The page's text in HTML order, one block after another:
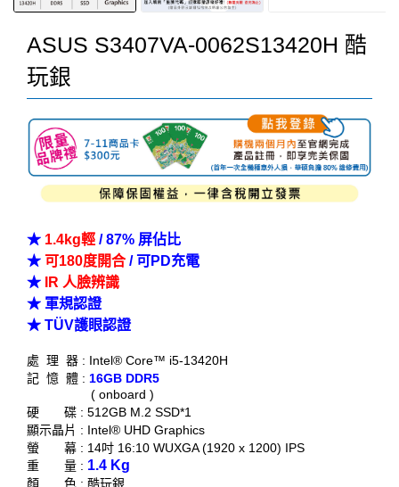
ASUS S3407VA-0062S13420H 酷
玩銀
★ 1.4kg輕 / 87% 屏佔比
★ 可180度開合 / 可PD充電
★
IR 人臉辨識
★ 軍規認證
★ TÜV護眼認證
處 理 器 : Intel® Core™ i5-13420H
記 憶 體 : 16GB DDR5
( onboard )
硬 碟 : 512GB M.2 SSD*1
顯示晶片 : Intel® UHD Graphics
螢 幕 : 14吋 16:10 WUXGA (1920 x 1200) IPS
重 量 : 1.4 Kg
顏 色 : 酷玩銀